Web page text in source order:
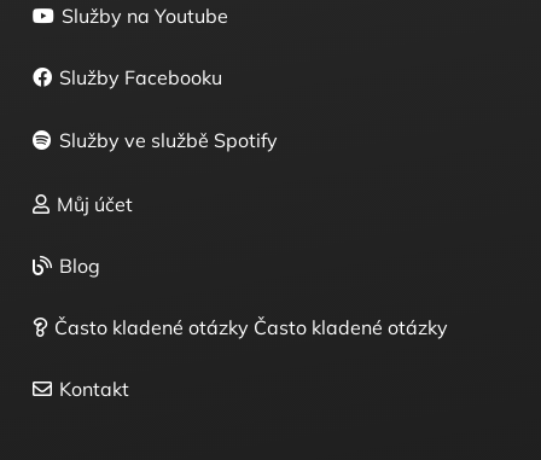
Služby na Youtube
Služby Facebooku
Služby ve službě Spotify
Můj účet
Blog
Často kladené otázky Často kladené otázky
Kontakt